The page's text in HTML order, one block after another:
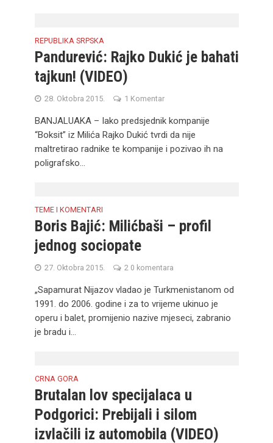
REPUBLIKA SRPSKA
Pandurević: Rajko Dukić je bahati
tajkun! (VIDEO)
28. Oktobra 2015. 1 Komentar
BANJALUAKA – Iako predsjednik kompanije
“Boksit” iz Milića Rajko Dukić tvrdi da nije
maltretirao radnike te kompanije i pozivao ih na
poligrafsko...
TEME I KOMENTARI
Boris Bajić: Milićbaši – profil
jednog sociopate
27. Oktobra 2015. 2 0 komentara
„Sapamurat Nijazov vladao je Turkmenistanom od
1991. do 2006. godine i za to vrijeme ukinuo je
operu i balet, promijenio nazive mjeseci, zabranio
je bradu i...
CRNA GORA
Brutalan lov specijalaca u
Podgorici: Prebijali i silom
izvlačili iz automobila (VIDEO)